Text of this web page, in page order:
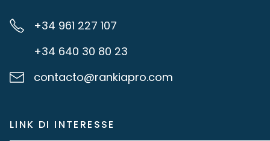
+34 961 227 107
+34 640 30 80 23
contacto@rankiapro.com
LINK DI INTERESSE